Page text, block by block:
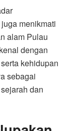
menikmati
alam Pulau
dengan
kehidupan
sebagai
dan